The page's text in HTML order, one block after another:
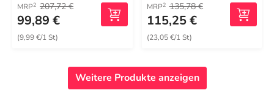
MRP2 207,72 €
99,89 €
(9,99 €/1 St)
MRP2 135,78 €
115,25 €
(23,05 €/1 St)
Weitere Produkte anzeigen